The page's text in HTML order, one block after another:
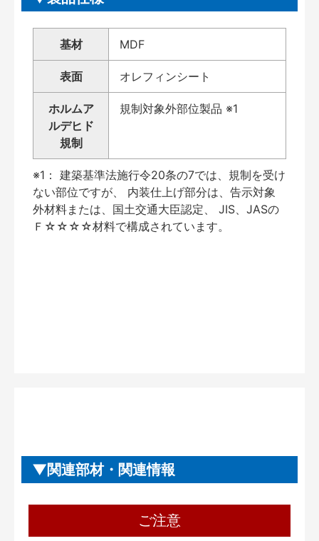
基材 MDF
表面 オレフィンシート
ホルムア
ルデヒド
規制
規制対象外部位製品 ※1
※1： 建築基準法施行令20条の7では、規制を受け
ない部位ですが、 内装仕上げ部分は、告示対象
外材料または、国土交通大臣認定、 JIS、JASの
Ｆ☆☆☆☆材料で構成されています。
関連部材・関連情報
ご注意